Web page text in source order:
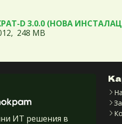
D 3.0.0 (НОВА
248 MB
ИТ решения в